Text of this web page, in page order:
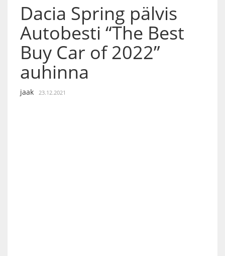
Dacia Spring pälvis
Autobesti “The Best
Buy Car of 2022”
auhinna
jaak 23.12.2021